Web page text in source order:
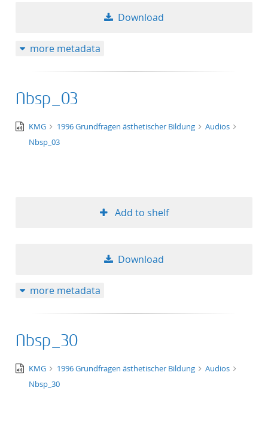
Download
more metadata
Nbsp_03
audio/x-
wav
KMG 1996 Grundfragen ästhetischer Bildung
Audios
Nbsp_03
Add to shelf
Download
more metadata
Nbsp_30
audio/x-
wav
KMG 1996 Grundfragen ästhetischer Bildung
Audios
Nbsp_30